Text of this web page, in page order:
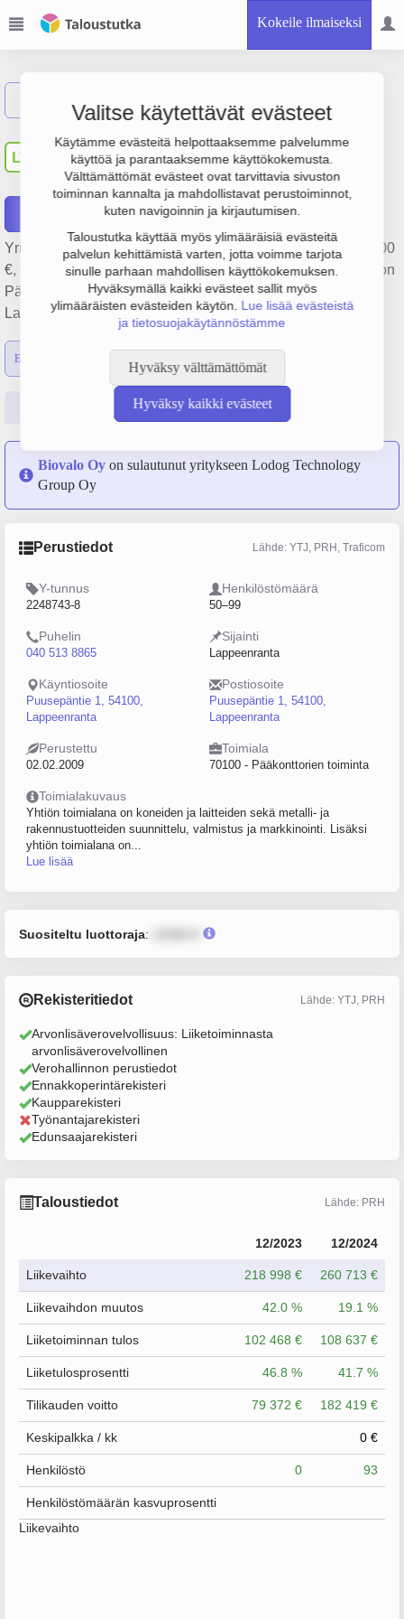
Kokeile ilmaiseksi
Valitse käytettävät evästeet
Käytämme evästeitä helpottaaksemme palvelumme
käyttöä ja parantaaksemme käyttökokemusta.
Välttämättömät evästeet ovat tarvittavia sivuston
toiminnan kannalta ja mahdollistavat perustoiminnot,
kuten navigoinnin ja kirjautumisen.
Taloustutka käyttää myös ylimääräisiä evästeitä
palvelun kehittämistä varten, jotta voimme tarjota
sinulle parhaan mahdollisen käyttökokemuksen.
Hyväksymällä kaikki evästeet sallit myös
ylimääräisten evästeiden käytön. Lue lisää evästeistä
ja tietosuojakäytännöstämme
Hyväksy välttämättömät
Hyväksy kaikki evästeet
LT
Lodog Technology Group
Oy
Yrityksen Lodog Technology Group Oy liikevaihto on 261 000
€, tulos 109 000 € ja henkilöstömäärä 93. Sen päätoimiala on
Pääkonttorien toiminta, perustamisvuosi 2009 ja sijainti
Lappeenranta. Yrityksen yhtiömuoto Osakeyhtiö (OY).
Emon luvut
Tilinpäätösluvut Päättäjätiedot
Biovalo Oy on sulautunut yritykseen Lodog Technology
Group Oy
Perustiedot Lähde: YTJ, PRH, Traficom
Y-tunnus
2248743-8
Henkilöstömäärä
50–99
Puhelin
040 513 8865
Sijainti
Lappeenranta
Käyntiosoite
Puusepäntie 1, 54100,
Lappeenranta
Postiosoite
Puusepäntie 1, 54100,
Lappeenranta
Perustettu
02.02.2009
Toimiala
70100 - Pääkonttorien toiminta
Toimialakuvaus
Yhtiön toimialana on koneiden ja laitteiden sekä metalli- ja
rakennustuotteiden suunnittelu, valmistus ja markkinointi. Lisäksi
yhtiön toimialana on...
Lue lisää
Suositeltu luottoraja:
Rekisteritiedot Lähde: YTJ, PRH
Arvonlisäverovelvollisuus: Liiketoiminnasta
arvonlisäverovelvollinen
Verohallinnon perustiedot
Ennakkoperintärekisteri
Kaupparekisteri
Työnantajarekisteri
Edunsaajarekisteri
Taloustiedot Lähde: PRH
12/2023 12/2024
Liikevaihto 218 998 € 260 713 €
Liikevaihdon muutos 42.0 % 19.1 %
Liiketoiminnan tulos 102 468 € 108 637 €
Liiketulosprosentti 46.8 % 41.7 %
Tilikauden voitto 79 372 € 182 419 €
Keskipalkka / kk 0 €
Henkilöstö 0 93
Henkilöstömäärän kasvuprosentti
Liikevaihto